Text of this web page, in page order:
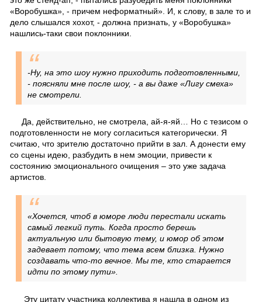
«Воробушка», - причем неформатный». И, к слову, в зале то и
дело слышался хохот, - должна признать, у «Воробушка»
нашлись-таки свои поклонники.
-Ну, на это шоу нужно приходить подготовленными,
- поясняли мне после шоу, - а вы даже «Лигу смеха»
не смотрели.
Да, действительно, не смотрела, ай-я-яй… Но с тезисом о
подготовленности не могу согласиться категорически. Я
считаю, что зрителю достаточно прийти в зал. А донести ему
со сцены идею, разбудить в нем эмоции, привести к
состоянию эмоционального очищения – это уже задача
артистов.
«Хочется, чтоб в юморе люди перестали искать
самый легкий путь. Когда просто берешь
актуальную или бытовую тему, и юмор об этом
задевает потому, что тема всем близка. Нужно
создавать что-то вечное. Мы те, кто старается
идти по этому пути».
Эту цитату участника коллектива я нашла в одном из